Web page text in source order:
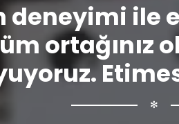
deneyimi
ortağınız
✻